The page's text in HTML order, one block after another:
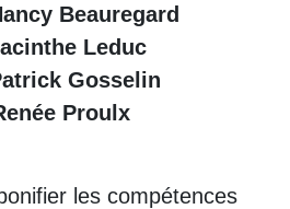
Beauregard
Leduc
Gosselin
Proulx
les compétences